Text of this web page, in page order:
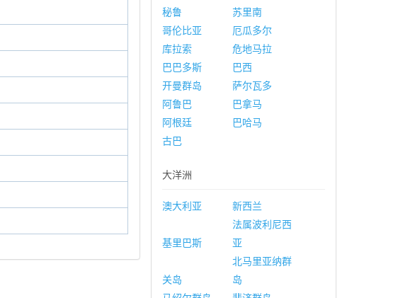
秘鲁
苏里南
哥伦比亚
厄瓜多尔
库拉索
危地马拉
巴巴多斯
巴西
开曼群岛
萨尔瓦多
阿鲁巴
巴拿马
阿根廷
巴哈马
古巴
大洋洲
澳大利亚 新西兰
基里巴斯
法属波利尼西
亚
关岛
北马里亚纳群
岛